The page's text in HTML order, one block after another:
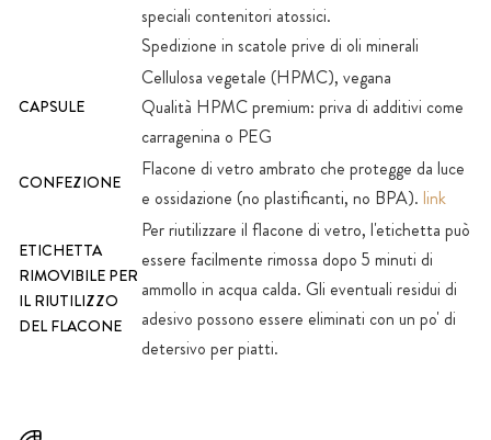
speciali contenitori atossici.
Spedizione in scatole prive di oli minerali
CAPSULE
Cellulosa vegetale (HPMC), vegana
Qualità HPMC premium: priva di additivi come
carragenina o PEG
CONFEZIONE
Flacone di vetro ambrato che protegge da luce
e ossidazione (no plastificanti, no BPA). link
ETICHETTA
RIMOVIBILE PER
IL RIUTILIZZO
DEL FLACONE
Per riutilizzare il flacone di vetro, l'etichetta può
essere facilmente rimossa dopo 5 minuti di
ammollo in acqua calda. Gli eventuali residui di
adesivo possono essere eliminati con un po' di
detersivo per piatti.